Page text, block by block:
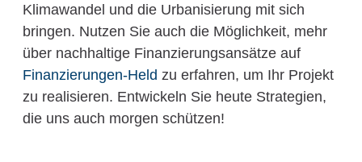
Klimawandel und die Urbanisierung mit sich
bringen. Nutzen Sie auch die Möglichkeit, mehr
über nachhaltige Finanzierungsansätze auf
Finanzierungen-Held zu erfahren, um Ihr Projekt
zu realisieren. Entwickeln Sie heute Strategien,
die uns auch morgen schützen!